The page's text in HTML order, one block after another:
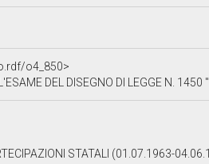
o4_850>
DEL DISEGNO DI LEGGE N. 1450 "
STATALI (01.07.1963-